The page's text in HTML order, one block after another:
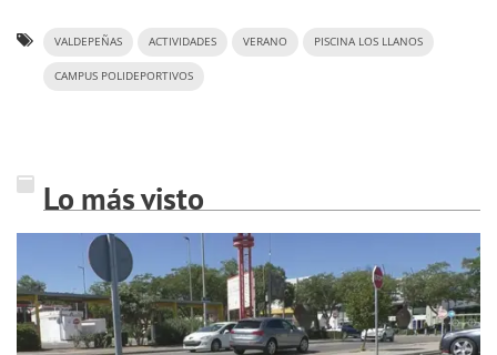
VALDEPEÑAS ACTIVIDADES VERANO PISCINA LOS LLANOS
CAMPUS POLIDEPORTIVOS
Lo más visto